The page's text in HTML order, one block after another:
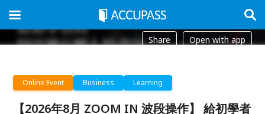
Share Open with app
Online Event Business Learning
【2026年8月 ZOOM IN 波段操作】 給初學者